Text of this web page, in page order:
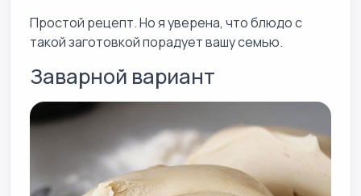
Простой рецепт. Но я уверена, что блюдо с
такой заготовкой порадует вашу семью.
Заварной вариант